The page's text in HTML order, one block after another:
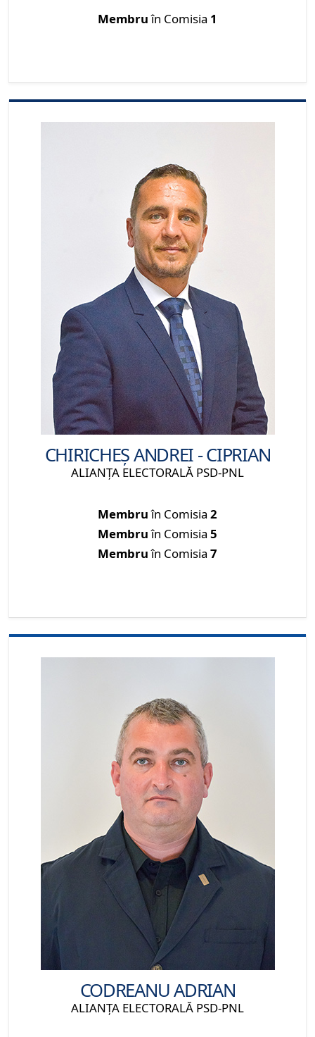
Membruîn Comisia 1
CHIRICHEȘ ANDREI - CIPRIAN
ALIANŢA ELECTORALĂ PSD-PNL
Membruîn Comisia 2
Membruîn Comisia 5
Membruîn Comisia 7
CODREANU ADRIAN
ALIANŢA ELECTORALĂ PSD-PNL